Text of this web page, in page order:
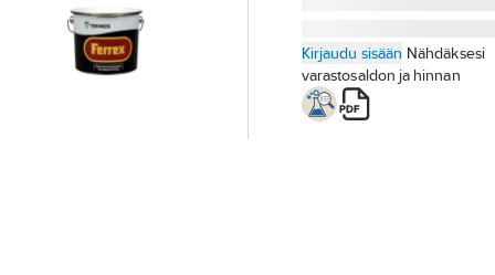
Kirjaudu sisään Nähdäksesi
varastosaldon ja hinnan